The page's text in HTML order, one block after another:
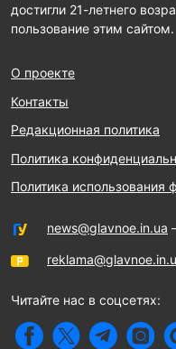
достигли 21-летнего
пользование этим сайтом.
О проекте
Контакты
Редакционная политика
Политика
Политика использования
news@glavnoe.in.ua
Читайте нас в соцсетях: